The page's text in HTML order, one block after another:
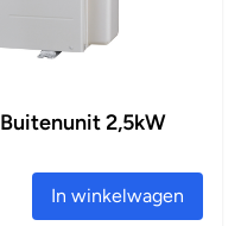
2,5kW
In winkelwagen